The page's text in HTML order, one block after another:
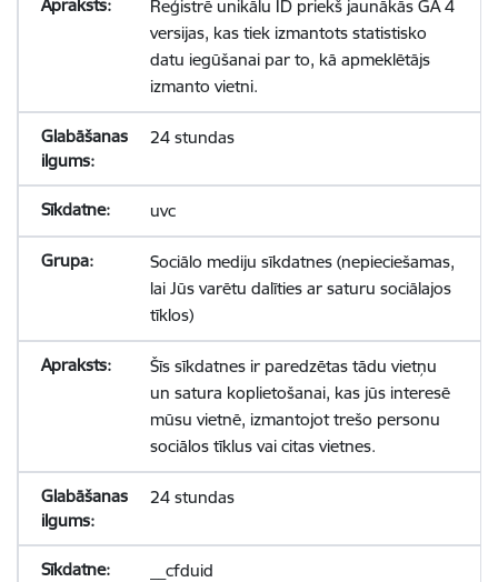
Reģistrē unikālu ID priekš jaunākās GA 4
versijas, kas tiek izmantots statistisko
datu iegūšanai par to, kā apmeklētājs
izmanto vietni.
24 stundas
uvc
Sociālo mediju sīkdatnes (nepieciešamas,
lai Jūs varētu dalīties ar saturu sociālajos
tīklos)
Šīs sīkdatnes ir paredzētas tādu vietņu
un satura koplietošanai, kas jūs interesē
mūsu vietnē, izmantojot trešo personu
sociālos tīklus vai citas vietnes.
24 stundas
__cfduid